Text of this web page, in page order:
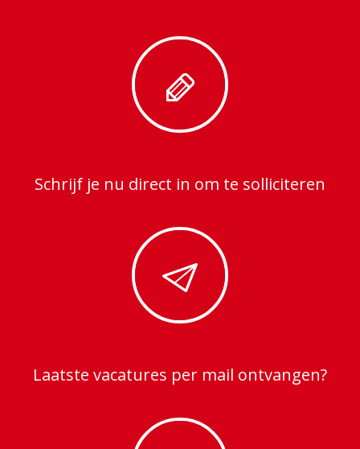
Schrijf je nu direct in om te solliciteren
Laatste vacatures per mail ontvangen?